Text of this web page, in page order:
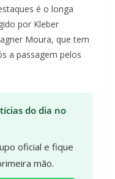
é o longa
por Kleber
Moura, que tem
a passagem pelos
do dia no
oficial e fique
mão.